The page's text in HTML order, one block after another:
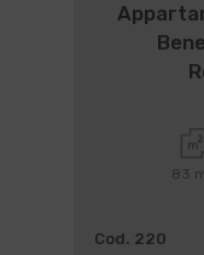
83
Cod. 220